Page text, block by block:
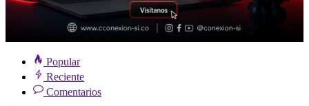
Popular
Reciente
Comentarios